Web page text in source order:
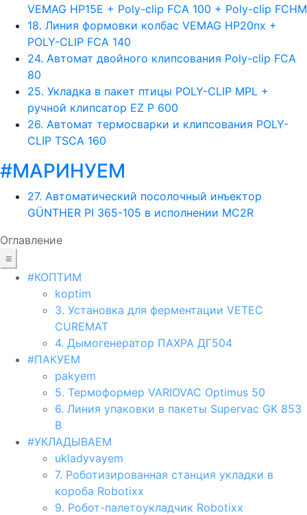
VEMAG HP15E + Poly-clip FCA 100 + Poly-clip FCHM
18. Линия формовки колбас VEMAG HP20nx +
POLY-CLIP FCA 140
24. Aвтомат двойного клипсования Poly-clip FCA
80
25. Укладка в пакет птицы POLY-CLIP MPL +
ручной клипсатор EZ P 600
26. Автомат термосварки и клипсования POLY-
CLIP TSCA 160
#МАРИНУЕМ
27. Автоматический посолочный инъектор
GÜNTHER PI 365-105 в исполнении MC2R
Оглавление
≡
#КОПТИМ
koptim
3. Установка для ферментации VETEC
CUREMAT
4. Дымогенератор ПАХРА ДГ504
#ПАКУЕМ
pakyem
5. Термоформер VARIOVAC Optimus 50
6. Линия упаковки в пакеты Supervac GK 853
В
#УКЛАДЫВАЕМ
ukladyvayem
7. Роботизированная станция укладки в
короба Robotixx
9. Робот-палетоукладчик Robotixx